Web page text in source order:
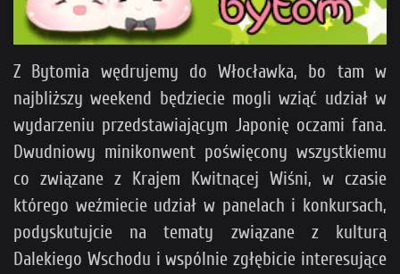
Z Bytomia wędrujemy do Włocławka, bo tam w
najbliższy weekend będziecie mogli wziąć udział w
wydarzeniu przedstawiającym Japonię oczami fana.
Dwudniowy minikonwent poświęcony wszystkiemu
co związane z Krajem Kwitnącej Wiśni, w czasie
którego weźmiecie udział w panelach i konkursach,
podyskutujcie na tematy związane z kulturą
Dalekiego Wschodu i wspólnie zgłębicie interesujące